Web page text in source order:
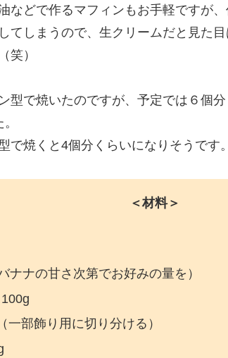
などで作るマフィンもお手軽ですが
てしまうので、生クリームだと見た
笑）
型で焼いたのですが、予定では６個
で焼くと4個分くらいになりそうです。
＜材料＞
ナの甘さ次第でお好みの量を）
部飾り用に切り分ける）